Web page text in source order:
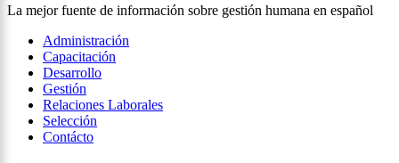
La mejor fuente de información sobre gestión humana en español
Menú
principal
Administración
Capacitación
Desarrollo
Gestión
Relaciones Laborales
Selección
Contácto